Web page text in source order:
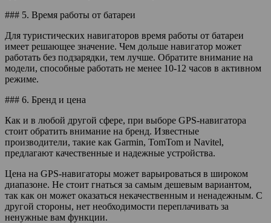
### 5. Время работы от батареи
Для туристических навигаторов время работы от батареи
имеет решающее значение. Чем дольше навигатор может
работать без подзарядки, тем лучше. Обратите внимание на
модели, способные работать не менее 10-12 часов в активном
режиме.
### 6. Бренд и цена
Как и в любой другой сфере, при выборе GPS-навигатора
стоит обратить внимание на бренд. Известные
производители, такие как Garmin, TomTom и Navitel,
предлагают качественные и надежные устройства.
Цена на GPS-навигаторы может варьироваться в широком
диапазоне. Не стоит гнаться за самым дешевым вариантом,
так как он может оказаться некачественным и ненадежным. С
другой стороны, нет необходимости переплачивать за
ненужные вам функции.